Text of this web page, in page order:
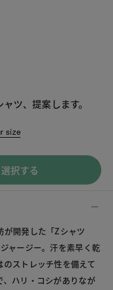
ツ、提案します。
size
択する
が開発した「Zシャツ
ャージー。汗を素早く乾
ストレッチ性を備えて
、ハリ・コシがありなが